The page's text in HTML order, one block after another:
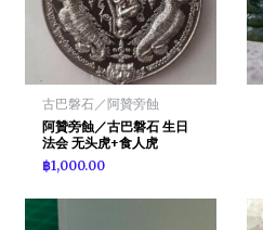
古巴磐石／阿贊旁蝕
阿贊旁蝕／古巴磐石 生日
法会 无头虎+食人虎
฿1,000.00